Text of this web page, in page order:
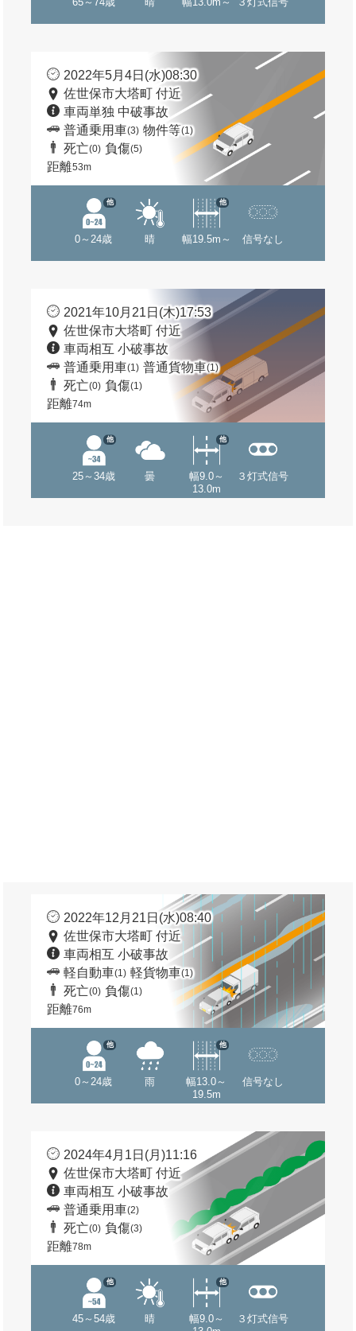
2022年5月4日(水)08:30
佐世保市大塔町 付近
車両単独 中破事故
普通乗用車(3) 物件等(1)
死亡(0) 負傷(5)
距離53m
0～24歳
他
晴 幅19.5m～
他
信号なし
2021年10月21日(木)17:53
佐世保市大塔町 付近
車両相互 小破事故
普通乗用車(1) 普通貨物車(1)
死亡(0) 負傷(1)
距離74m
25～34歳
他
曇
幅9.0～
13.0m
他
３灯式信号
2022年12月21日(水)08:40
佐世保市大塔町 付近
車両相互 小破事故
軽自動車(1) 軽貨物車(1)
死亡(0) 負傷(1)
距離76m
0～24歳
他
雨
幅13.0～
19.5m
他
信号なし
2024年4月1日(月)11:16
佐世保市大塔町 付近
車両相互 小破事故
普通乗用車(2)
死亡(0) 負傷(3)
距離78m
45～54歳
他
晴
幅9.0～
他
３灯式信号